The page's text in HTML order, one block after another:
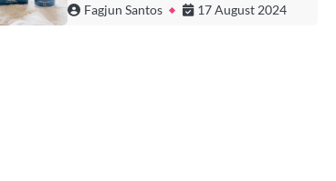
Fagjun Santos 17 August 2024